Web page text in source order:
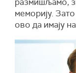
меморију.
ово да имају